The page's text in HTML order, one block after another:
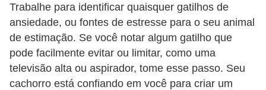
Trabalhe para identificar quaisquer gatilhos de
ansiedade, ou fontes de estresse para o seu animal
de estimação. Se você notar algum gatilho que
pode facilmente evitar ou limitar, como uma
televisão alta ou aspirador, tome esse passo. Seu
cachorro está confiando em você para criar um
P
r
o
d
u